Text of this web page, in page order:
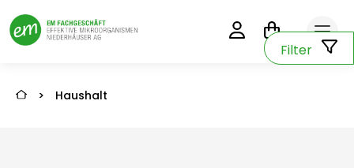
> Haushalt
Filter